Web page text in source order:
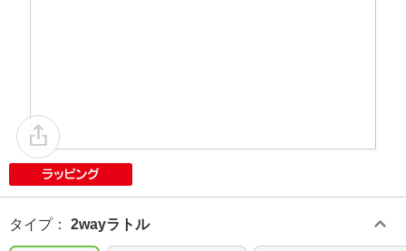
タイプ： 2wayラトル